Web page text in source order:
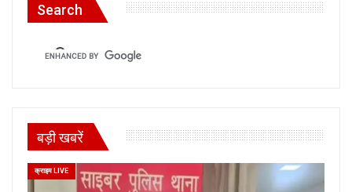
Search
बड़ी खबरें
क्राइम LIVE